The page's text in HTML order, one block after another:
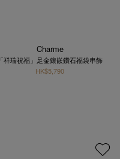
Charme
「祥瑞祝福」足金鑲嵌鑽石福袋串飾
HK$5,790